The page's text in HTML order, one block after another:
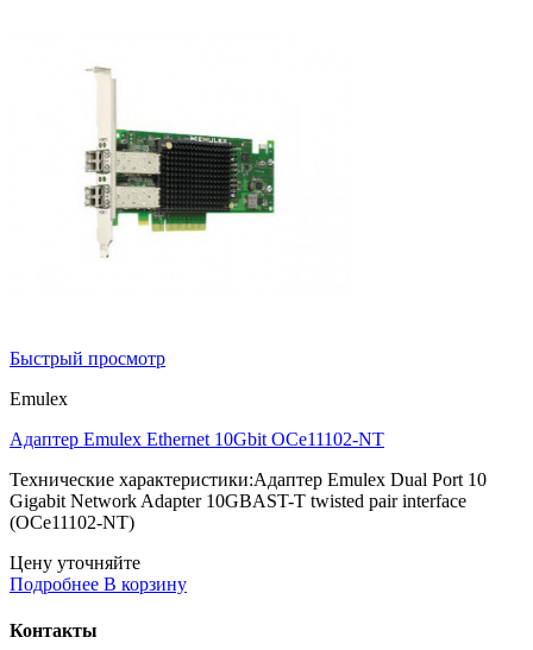
Быстрый просмотр
Emulex
Адаптер Emulex Ethernet 10Gbit OCe11102-NT
Технические характеристики:Адаптер Emulex Dual Port 10
Gigabit Network Adapter 10GBAST-T twisted pair interface
(OCe11102-NT)
Цену уточняйте
Подробнее В корзину
Контакты